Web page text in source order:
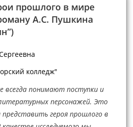
прошлого в мире
А.С. Пушкина
колледж"
всегда понимают поступки и
персонажей. Это
героя прошлого в